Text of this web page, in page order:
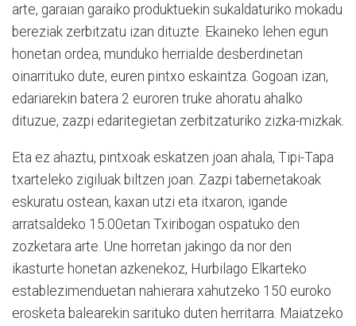
arte, garaian garaiko produktuekin sukaldaturiko mokadu
bereziak zerbitzatu izan dituzte. Ekaineko lehen egun
honetan ordea, munduko herrialde desberdinetan
oinarrituko dute, euren pintxo eskaintza. Gogoan izan,
edariarekin batera 2 euroren truke ahoratu ahalko
dituzue, zazpi edaritegietan zerbitzaturiko zizka-mizkak.
Eta ez ahaztu, pintxoak eskatzen joan ahala, Tipi-Tapa
txarteleko zigiluak biltzen joan. Zazpi tabernetakoak
eskuratu ostean, kaxan utzi eta itxaron, igande
arratsaldeko 15:00etan Txiribogan ospatuko den
zozketara arte. Une horretan jakingo da nor den
ikasturte honetan azkenekoz, Hurbilago Elkarteko
establezimenduetan nahierara xahutzeko 150 euroko
erosketa balearekin sarituko duten herritarra. Maiatzeko